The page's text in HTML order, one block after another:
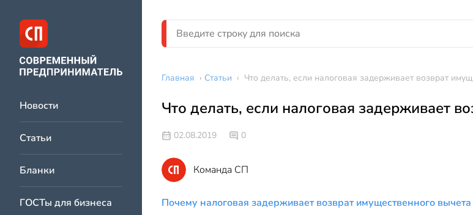
Новости
Статьи
Бланки
ГОСТы для бизнеса
Главная › Статьи › Что делать, если налоговая задерживает возврат
Что делать, если налоговая задерживает
02.08.2019 0
Команда СП
Почему налоговая задерживает возврат имущественного вычета